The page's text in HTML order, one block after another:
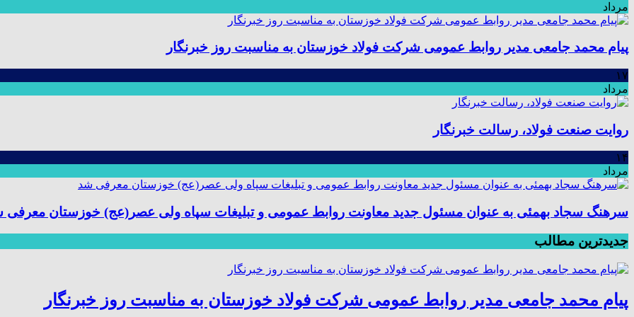
مرداد
پیام محمد جامعی مدیر روابط عمومی شرکت فولاد خوزستان به مناسبت روز خبرنگار
۱۷
مرداد
روایت صنعت فولاد،‌ رسالت خبرنگار
۱۴
مرداد
سرهنگ سجاد بهمئی به عنوان مسئول جدید معاونت روابط عمومی و تبلیغات سپاه ولی عصر(عج) خوزستان معرفی
جدیدترین مطالب
پیام محمد جامعی مدیر روابط عمومی شرکت فولاد خوزستان به مناسبت روز خبرنگار